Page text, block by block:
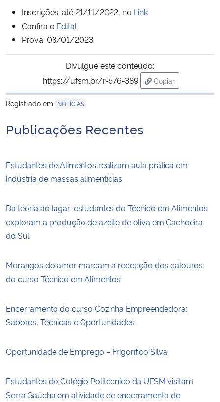
Inscrições: até 21/11/2022, no Link
Confira o Edital
Prova: 08/01/2023
Divulgue este conteúdo:
https://ufsm.br/r-576-389
Copiar
para área de
Registrado em
NOTÍCIAS
Publicações Recentes
Estudantes de Alimentos realizam aula prática em
indústria de massas alimentícias
Da teoria ao lagar: estudantes do Técnico em Alimentos
exploram a produção de azeite de oliva em Cachoeira
do Sul
Morangos do amor marcam a recepção dos calouros
do curso Técnico em Alimentos
Encerramento do curso Cozinha Empreendedora:
Sabores, Técnicas e Oportunidades
Oportunidade de Emprego – Frigorífico Silva
Estudantes do Colégio Politécnico da UFSM visitam
Serra Gaúcha em atividade de encerramento de